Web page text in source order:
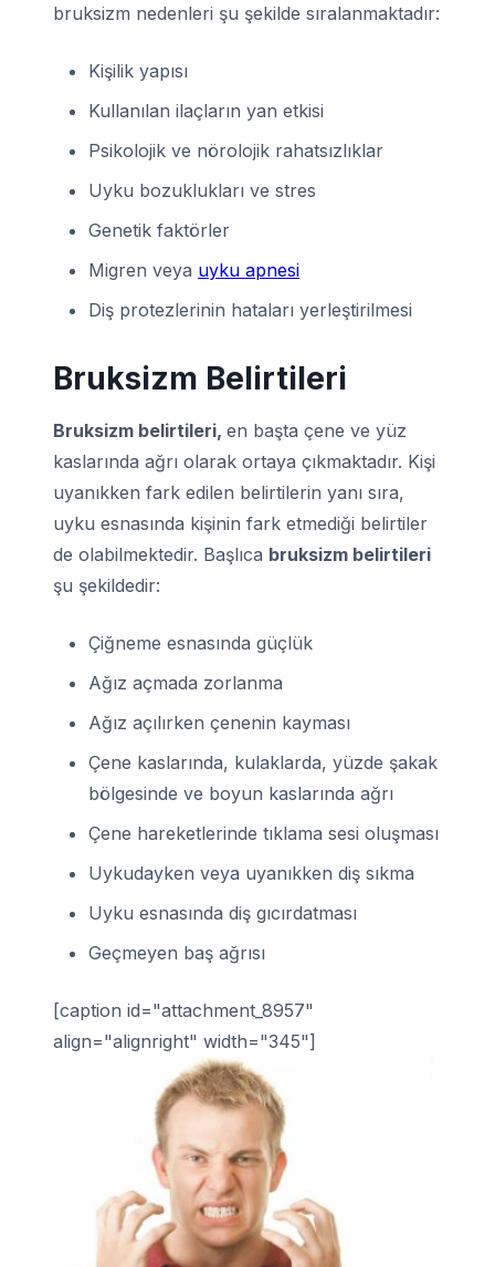
bruksizm nedenleri şu şekilde sıralanmaktadır:
Kişilik yapısı
Kullanılan ilaçların yan etkisi
Psikolojik ve nörolojik rahatsızlıklar
Uyku bozuklukları ve stres
Genetik faktörler
Migren veya uyku apnesi
Diş protezlerinin hataları yerleştirilmesi
Bruksizm Belirtileri
Bruksizm belirtileri, en başta çene ve yüz
kaslarında ağrı olarak ortaya çıkmaktadır. Kişi
uyanıkken fark edilen belirtilerin yanı sıra,
uyku esnasında kişinin fark etmediği belirtiler
de olabilmektedir. Başlıca bruksizm belirtileri
şu şekildedir:
Çiğneme esnasında güçlük
Ağız açmada zorlanma
Ağız açılırken çenenin kayması
Çene kaslarında, kulaklarda, yüzde şakak
bölgesinde ve boyun kaslarında ağrı
Çene hareketlerinde tıklama sesi oluşması
Uykudayken veya uyanıkken diş sıkma
Uyku esnasında diş gıcırdatması
Geçmeyen baş ağrısı
[caption id="attachment_8957"
align="alignright" width="345"]